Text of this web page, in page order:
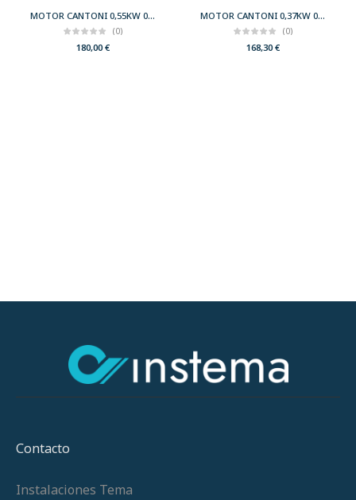
MOTOR CANTONI 0,55KW 0,75CV 3000 B14 T71 230/400 IE2
(0)
180,00€
MOTOR CANTONI 0,37KW 0,50CV 3000 B14 T71 230/400 IE2
(0)
168,30€
Contacto
Instalaciones Tema